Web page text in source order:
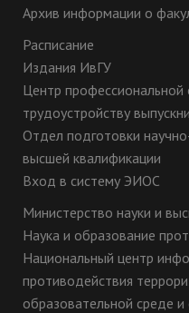
Архив информации о
Расписание
Издания ИвГУ
Центр профессиональной
трудоустройству
Отдел подготовки
высшей квалификации
Вход в систему ЭИОС
Министерство науки и
Наука и образование
Национальный центр
противодействия
образовательной среде